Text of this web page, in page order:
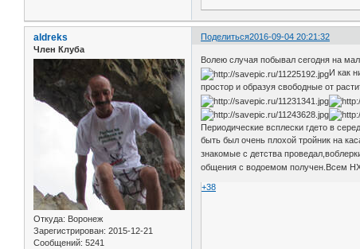
Поделиться2016-09-04 20:21:32
aldreks
Член Клуба
Откуда: Воронеж
Зарегистрирован: 2015-12-21
Сообщений: 5241
Волею случая побывал сегодня на
И как
простор и образуя свободные от
Периодические всплески гдето в
быть был очень плохой тройник на
знакомые с детства
общения с водоемом получен.Всем
+38